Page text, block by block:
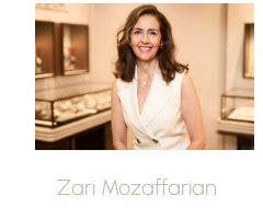
Zari Mozaffarian